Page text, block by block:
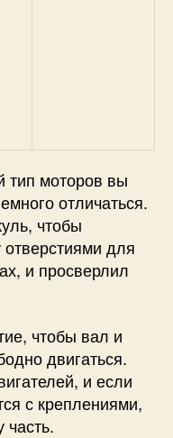
тип моторов вы
отличаться.
чтобы
для
и просверлил
чтобы вал и
двигаться.
и если
с креплениями,
часть.